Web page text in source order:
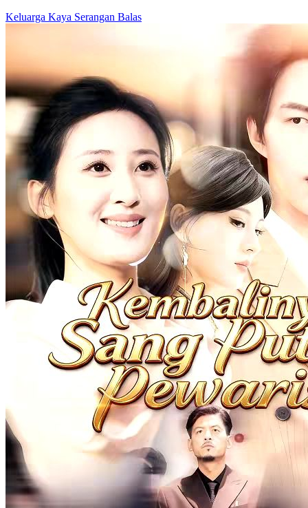
Keluarga Kaya Serangan Balas